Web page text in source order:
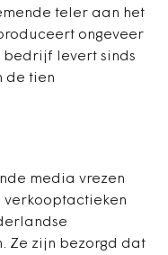
teler aan het
ongeveer
bedrijf levert sinds
de tien
media vrezen
verkooptactieken
Ze zijn bezorgd dat